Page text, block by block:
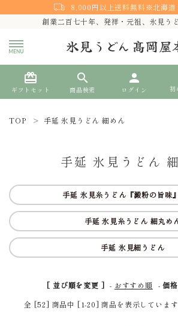
8,000円以上送料無料※北海道
創業二百七十年、発祥・元祖、氷見う
card_giftcard
ギフトセット
search
商品検索
person
ログイン 初
ACCOUNT MENU
meeting_room person 新規会員登録
商品から探す
価格から探す
TOP 手延 氷見うどん 細めん
手延 氷見うどん
手延 氷見糸うどん『澱粉の旨味
手延 氷見糸うどん 細丸め
手延 氷見細うどん
[ 並び順を変更 ] - おすすめ順 -価
全 [52] 商品中 [1-20] 商品を表示しています